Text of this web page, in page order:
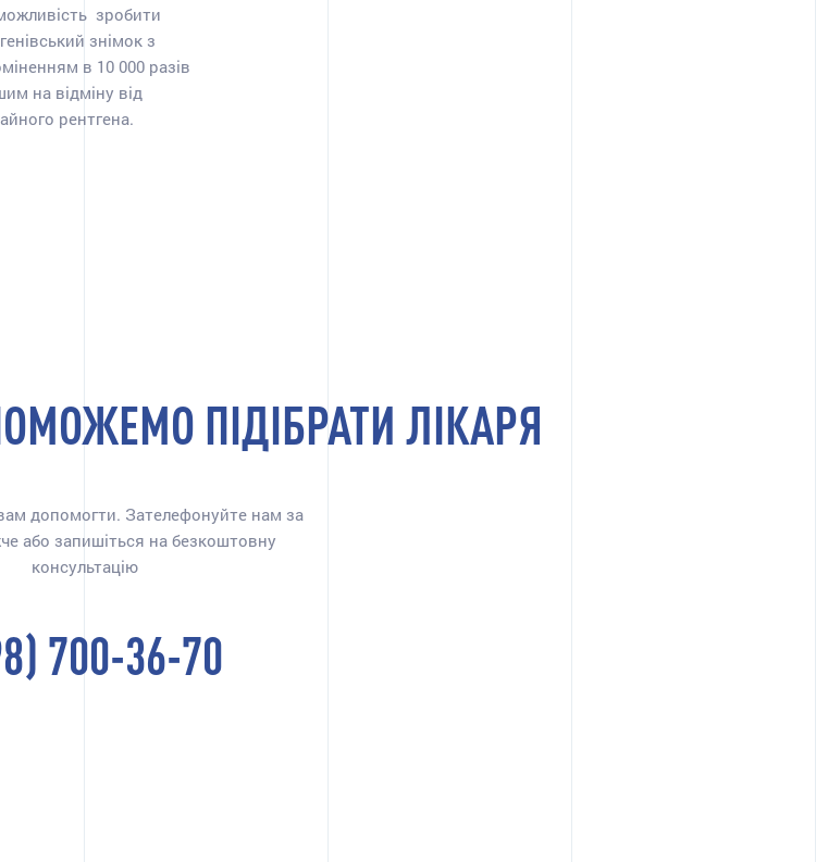
зробити
знімок з
в 10 000 разів
на відміну від
рентгена.
ПІДІБРАТИ ЛІКАРЯ
допомогти. Зателефонуйте нам за
або запишіться на безкоштовну
консультацію
700-36-70